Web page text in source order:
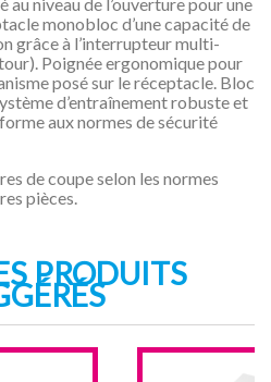
monobloc d’une capacité de
grâce à l’interrupteur multi-
Poignée ergonomique pour
posé sur le réceptacle. Bloc
d’entraînement robuste et
aux normes de sécurité
de coupe selon les normes
pièces.
PRODUITS